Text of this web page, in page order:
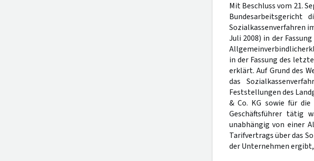
Mit Beschluss vom 21.
Bundesarbeitsgericht
Sozialkassenverfahren
Juli 2008) in der
in der Fassung des
erklärt. Auf Grund des
das
Feststellungen des
& Co. KG sowie für
Geschäftsführer tätig
unabhängig von einer
Tarifvertrags über das
der Unternehmen